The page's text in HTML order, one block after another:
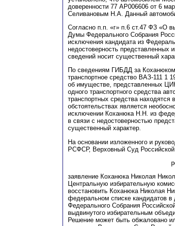
доверенности 77 АР006606 от 6
Селивановым Н .А. Данный
Согласно п.п. «г» п.6 ст.47 ФЗ «О
Думы Федерального Собрания
исключения кандидата из
недостоверность представленных и
сведений носит существенный
По сведениям ГИБДД за К
транспортное средство ВАЗ-111 1
об имуществе, представленных
одного транспортного средства
транспортных средства находятся
обстоятельствах является необосн
исключении Коханюка Н.Н. из
в связи с недостоверностью
существенный характер.
На основании изложенного и
РСФСР, Верховный Суд
заявление Коханюка Николая
Центральную избирательную
восстановить Коханюка Николая
федеральном списке кандидатов
Федерального Собрания
выдвинутого избирательным
Решение может быть обжаловано